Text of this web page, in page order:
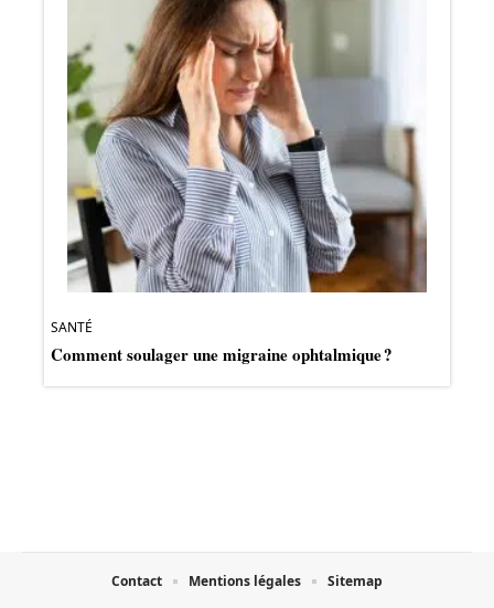
SANTÉ
Comment soulager une migraine ophtalmique ?
Contact Mentions légales Sitemap